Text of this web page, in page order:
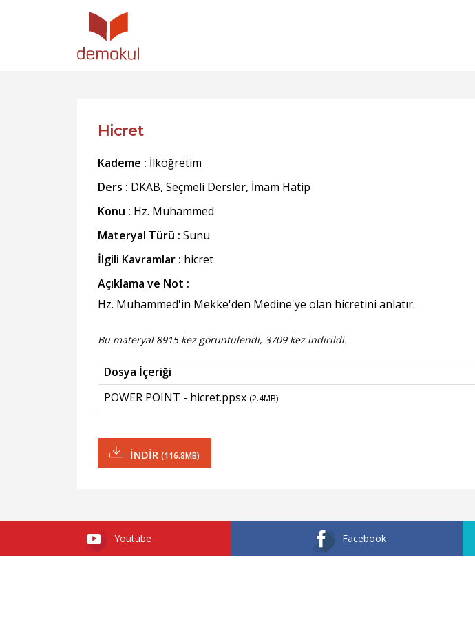
Hicret
Kademe : İlköğretim
Ders : DKAB, Seçmeli Dersler, İmam Hatip
Konu : Hz. Muhammed
Materyal Türü : Sunu
İlgili Kavramlar : hicret
Açıklama ve Not :
Hz. Muhammed'in Mekke'den Medine'ye olan hicretini anlatır.
Bu materyal 8915 kez görüntülendi, 3709 kez indirildi.
Dosya İçeriği
POWER POINT - hicret.ppsx (2.4MB)
İNDİR (116.8MB)
Youtube Facebook